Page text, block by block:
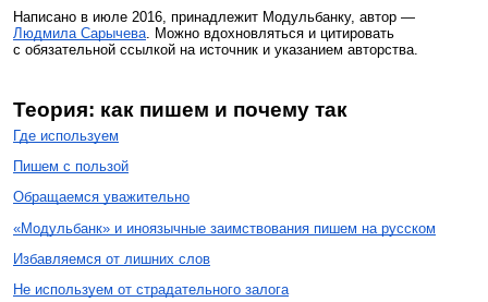
Написано в июле 2016, принадлежит Модульбанку, автор —
Людмила Сарычева. Можно вдохновляться и цитировать
с обязательной ссылкой на источник и указанием авторства.
Теория: как пишем и почему так
Где используем
Пишем с пользой
Обращаемся уважительно
«Модульбанк» и иноязычные заимствования пишем на русском
Избавляемся от лишних слов
Не используем от страдательного залога